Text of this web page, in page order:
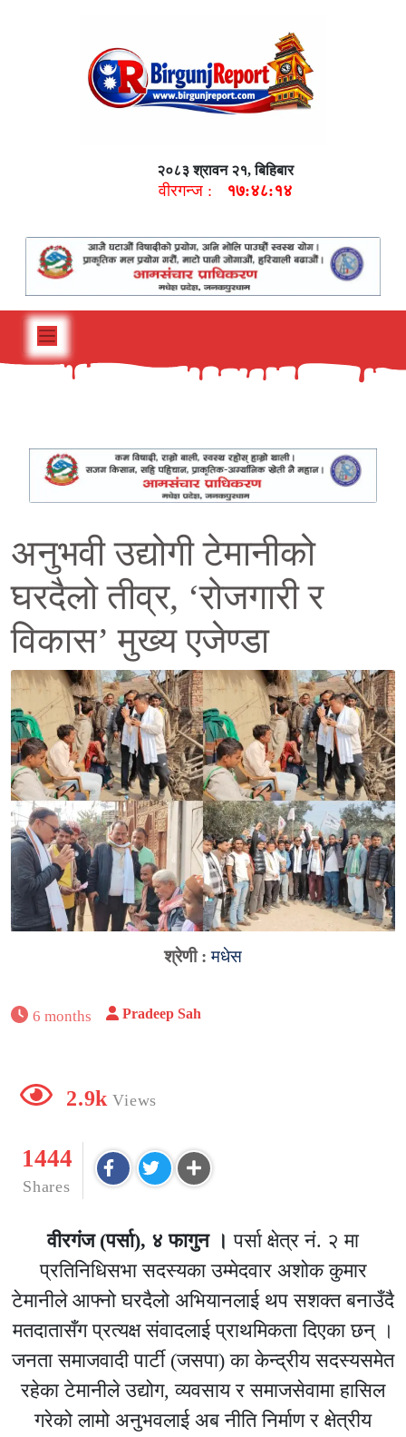
२०८३ श्रावन २१, बिहिबार
वीरगन्ज : १७:४८:१५
अनुभवी उद्योगी टेमानीको
घरदैलो तीव्र, ‘रोजगारी र
विकास’ मुख्य एजेण्डा
श्रेणी :मधेस
6 months Pradeep Sah
2.9k Views
1444
Shares
वीरगंज (पर्सा), ४ फागुन । पर्सा क्षेत्र नं. २ मा
प्रतिनिधिसभा सदस्यका उम्मेदवार अशोक कुमार
टेमानीले आफ्नो घरदैलो अभियानलाई थप सशक्त बनाउँदै
मतदातासँग प्रत्यक्ष संवादलाई प्राथमिकता दिएका छन् ।
जनता समाजवादी पार्टी (जसपा) का केन्द्रीय सदस्यसमेत
रहेका टेमानीले उद्योग, व्यवसाय र समाजसेवामा हासिल
गरेको लामो अनुभवलाई अब नीति निर्माण र क्षेत्रीय